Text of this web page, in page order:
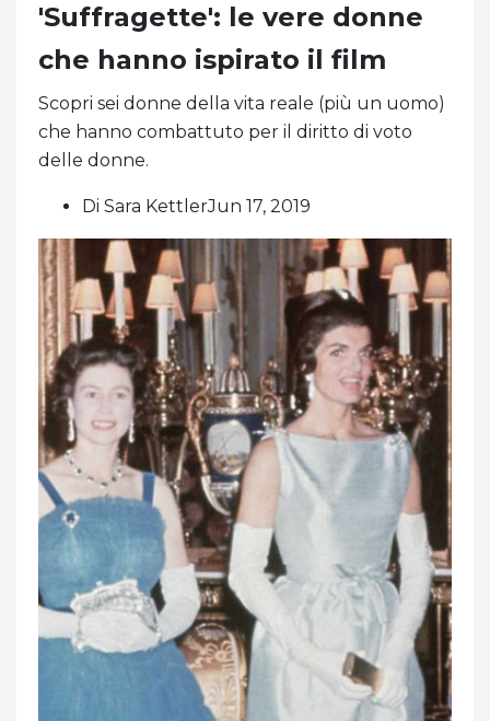
'Suffragette': le vere donne
che hanno ispirato il film
Scopri sei donne della vita reale (più un uomo)
che hanno combattuto per il diritto di voto
delle donne.
Di Sara KettlerJun 17, 2019